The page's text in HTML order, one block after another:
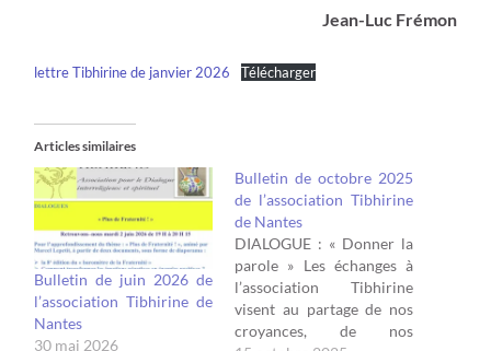
Jean-Luc Frémon
lettre Tibhirine de janvier 2026 Télécharger
Articles similaires
Bulletin de juin 2026 de
l’association Tibhirine de
Nantes
30 mai 2026
Bulletin de octobre 2025
de l’association Tibhirine
de Nantes
DIALOGUE : « Donner la
parole » Les échanges à
l’association Tibhirine
visent au partage de nos
croyances, de nos